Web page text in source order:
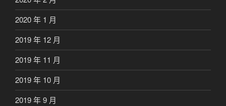
2020 年 1 月
2019 年 12 月
2019 年 11 月
2019 年 10 月
2019 年 9 月